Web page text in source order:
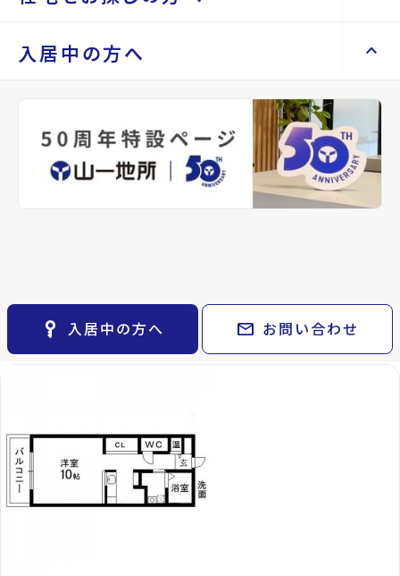
土地を探す
エリアから探す
train
路線から探す
事業用・投資用を探す keyboard_arrow_right
検索条件
閲覧履歴 keyboard_arrow_right
ご購入の流れ・諸費用
不動産を売却したい keyboard_arrow_right
相続相談をしたい keyboard_arrow_right
不動産に投資したい keyboard_arrow_right
会社概要・沿革 keyboard_arrow_right
keyboard_arrow_right
パーパス keyboard_arrow_right
CM紹介
社宅をお探しの方へ keyboard_arrow_right
keyboard_arrow_right
レンタルオフィス keyboard_arrow_right
貸会議室 keyboard_arrow_right
open_in_new
入居中の方へ keyboard_arrow_up
keyboard_arrow_right
退去される方へ keyboard_arrow_right
※準備中 住まいのしおり（PDF）
key_vertical 入居中の方へ mail お問い合わせ
構造
RC(鉄筋コンクリ
ート)
地上7階
管理 -
オートロック、エレベーター、ゴミ集積所、
2沿線利用可、2駅利用可
募集中の物件